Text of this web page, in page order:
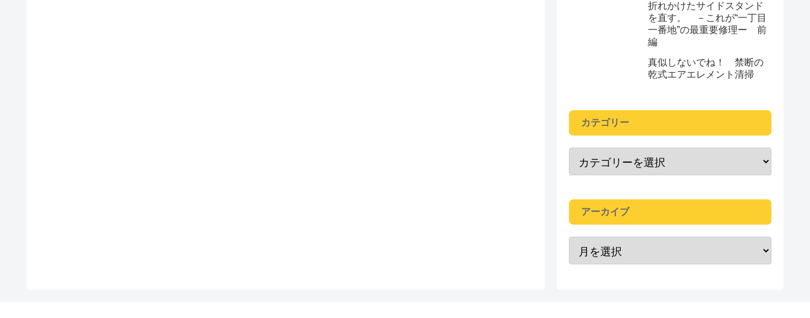
折れかけたサイドスタンド
を直す。 －これが“一丁目
一番地”の最重要修理ー 前
編
真似しないでね！ 禁断の
乾式エアエレメント清掃
カテゴリー
アーカイブ